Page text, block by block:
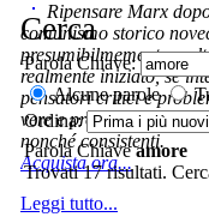
Ripensare Marx
comunismo storico
presumibilmemente
realmente iniziato, se
pensatori critici e
vere e proprie correnti
nonché consistenti.
Acquista ora...
Leggi tutto...
Cerca
Parola Chiave:
Alcune parole
Ordina:
Parola Chiaveamore
Trovati 17 risultati.